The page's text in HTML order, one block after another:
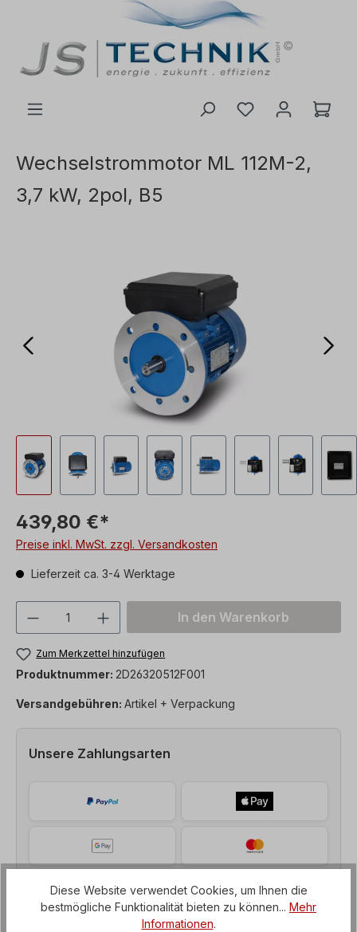
Wechselstrommotor ML 112M-2,
3,7 kW, 2pol, B5
439,80 €*
Preise inkl. MwSt. zzgl. Versandkosten
Lieferzeit ca. 3-4 Werktage
Produkt Anzahl: Gib denIn den Warenkorb
Zum Merkzettel hinzufügen
Produktnummer: 2D26320512F001
Versandgebühren: Artikel + Verpackung
Unsere Zahlungsarten
Diese Website verwendet Cookies, um Ihnen die
bestmögliche Funktionalität bieten zu können... Mehr
Informationen.